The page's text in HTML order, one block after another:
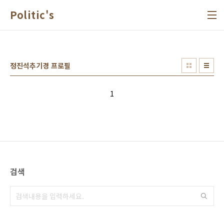
Politic's
정진석추기경 프로필
1
검색